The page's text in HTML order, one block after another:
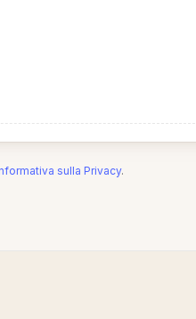
sulla Privacy.